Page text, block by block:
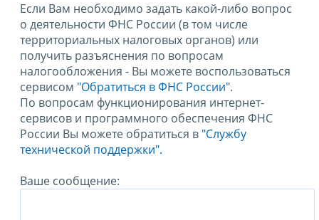
Если Вам необходимо задать какой-либо вопрос
о деятельности ФНС России (в том числе
территориальных налоговых органов) или
получить разъяснения по вопросам
налогообложения - Вы можете воспользоваться
сервисом "Обратиться в ФНС России".
По вопросам функционирования интернет-
сервисов и программного обеспечения ФНС
России Вы можете обратиться в "Службу
технической поддержки".
Ваше сообщение: